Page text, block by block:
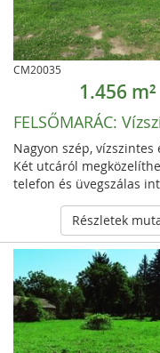
CM20035
1.456 m²
FELSŐMARÁC:
Nagyon szép,
Két utcáról
telefon és üvegszálas
Részletek